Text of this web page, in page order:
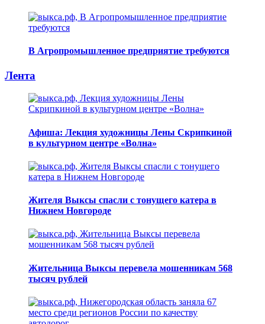
В Агропромышленное предприятие требуются
Лента
Афиша: Лекция художницы Лены Скрипкиной
в культурном центре «Волна»
Жителя Выксы спасли с тонущего катера в
Нижнем Новгороде
Жительница Выксы перевела мошенникам 568
тысяч рублей